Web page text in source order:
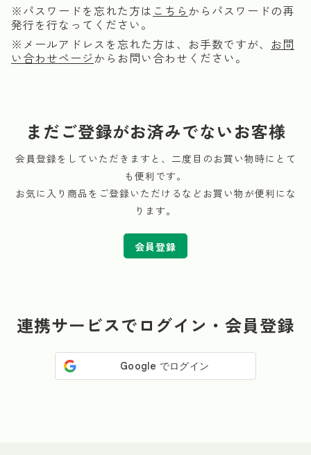
※パスワードを忘れた方は こちら からパスワードの再
発行を行なってください。
※メールアドレスを忘れた方は、お手数ですが、 お問
い合わせページからお問い合わせください。
まだご登録がお済みでないお客様
会員登録をしていただきますと、二度目のお買い物時にとて
も便利です。
お気に入り商品をご登録いただけるなどお買い物が便利にな
ります。
会員登録
連携サービスでログイン・会員登録